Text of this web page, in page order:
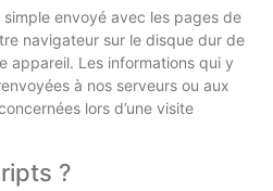
envoyé avec les pages de
navigateur sur le disque dur de
appareil. Les informations qui y
à nos serveurs ou aux
lors d’une visite
?